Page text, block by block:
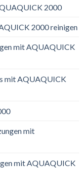
2000
2000 reinigen
mit AQUAQUICK
mit AQUAQUICK
mit
mit AQUAQUICK